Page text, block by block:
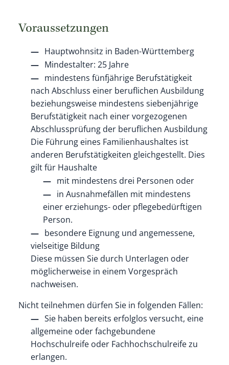
Voraussetzungen
Hauptwohnsitz in Baden-Württemberg
Mindestalter: 25 Jahre
mindestens fünfjährige Berufstätigkeit
nach Abschluss einer beruflichen Ausbildung
beziehungsweise mindestens siebenjährige
Berufstätigkeit nach einer vorgezogenen
Abschlussprüfung der beruflichen Ausbildung
Die Führung eines Familienhaushaltes ist
anderen Berufstätigkeiten gleichgestellt. Dies
gilt für Haushalte
mit mindestens drei Personen oder
in Ausnahmefällen mit mindestens
einer erziehungs- oder pflegebedürftigen
Person.
besondere Eignung und angemessene,
vielseitige Bildung
Diese müssen Sie durch Unterlagen oder
möglicherweise in einem Vorgespräch
nachweisen.
Nicht teilnehmen dürfen Sie in folgenden Fällen:
Sie haben bereits erfolglos versucht, eine
allgemeine oder fachgebundene
Hochschulreife oder Fachhochschulreife zu
erlangen.